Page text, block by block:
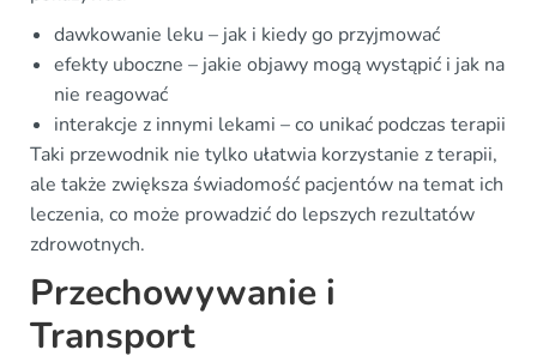
dawkowanie leku – jak i kiedy go przyjmować
efekty uboczne – jakie objawy mogą wystąpić i jak na
nie reagować
interakcje z innymi lekami – co unikać podczas terapii
Taki przewodnik nie tylko ułatwia korzystanie z terapii,
ale także zwiększa świadomość pacjentów na temat ich
leczenia, co może prowadzić do lepszych rezultatów
zdrowotnych.
Przechowywanie i
Transport